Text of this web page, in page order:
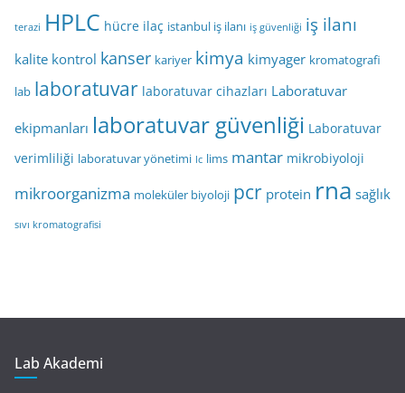
terazi HPLC hücre ilaç istanbul iş ilanı iş güvenliği iş ilanı
kalite kontrol kanser kariyer kimya kimyager kromatografi
lab laboratuvar laboratuvar cihazları Laboratuvar
ekipmanları laboratuvar güvenliği Laboratuvar
verimliliği laboratuvar yönetimi lc lims mantar mikrobiyoloji
mikroorganizma moleküler biyoloji pcr protein rna sağlık
sıvı kromatografisi
Lab Akademi